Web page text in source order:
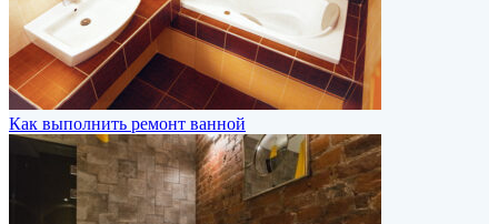
Как выполнить ремонт ванной